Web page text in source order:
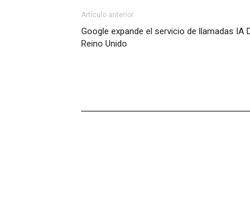
Artículo anterior
Google expande el servicio de llamadas IA
Reino Unido